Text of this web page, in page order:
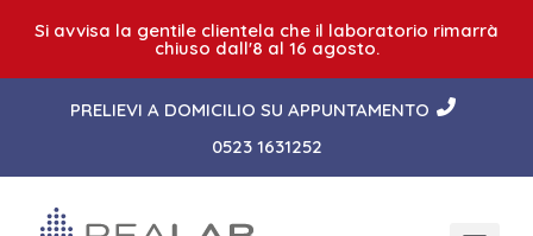
Si avvisa la gentile clientela che il laboratorio rimarrà
chiuso dall'8 al 16 agosto.
PRELIEVI A DOMICILIO SU APPUNTAMENTO
0523 1631252